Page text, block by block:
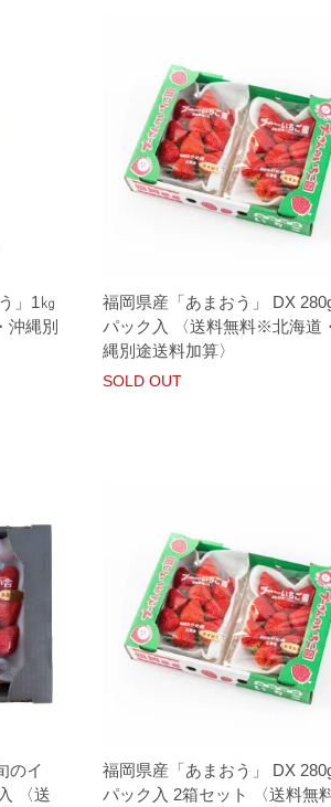
」1㎏
沖縄別
福岡県産「あまおう」 DX
パック入 〈送料無料※北海道
縄別途送料加算〉
SOLD OUT
のイ
〈送
福岡県産「あまおう」 DX
パック入 2箱セット 〈送料無